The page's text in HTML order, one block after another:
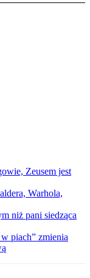
Zeusem jest
Warhola,
niż pani siedząca
piach” zmienia